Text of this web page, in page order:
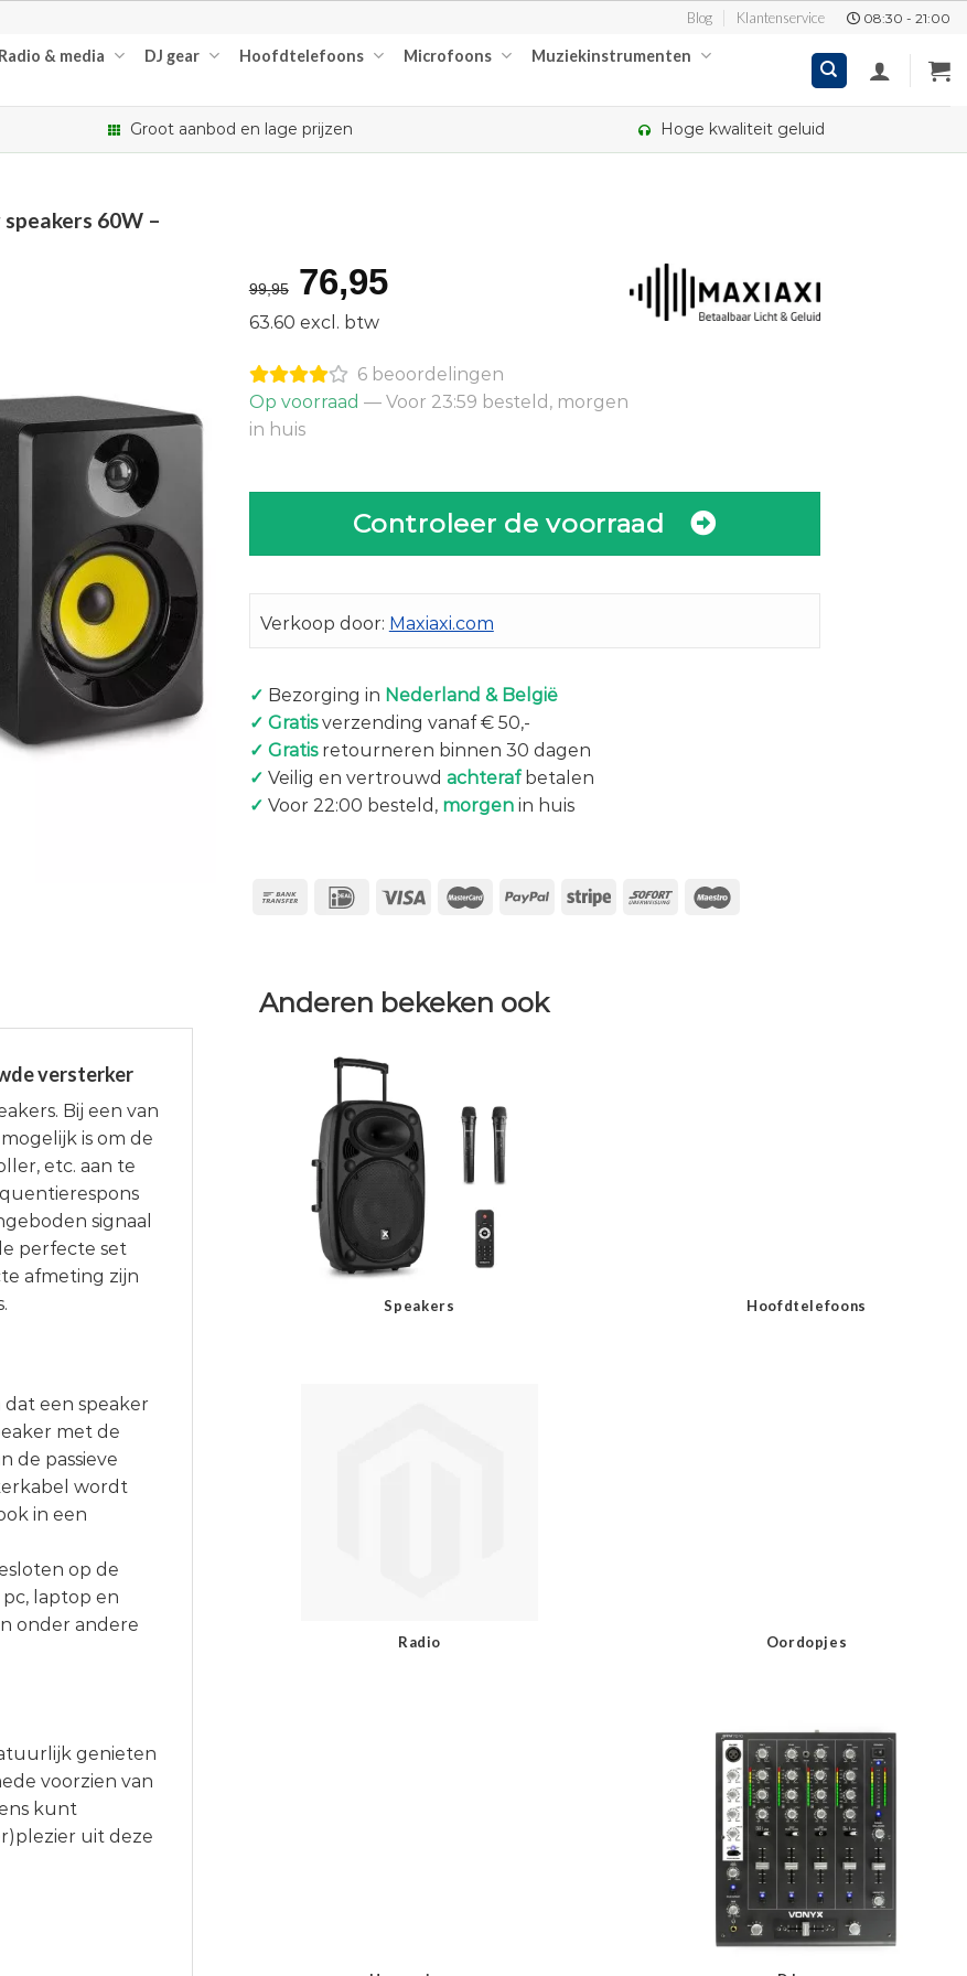
Blog Klantenservice 08:30 - 21:00
Radio & media DJ gear Hoofdtelefoons Microfoons Muziekinstrumenten
Groot aanbod en lage prijzen Hoge kwaliteit geluid
60W –
99,95
Oorspronkelijke
prijs
was:
€99,95.
76,95Huidige
€76,95.
63.60 excl. btw
6 beoordelingen
Op voorraad — Voor 23:59 besteld, morgen
in huis
Controleer de voorraad
Verkoop door: Maxiaxi.com
✓ Bezorging in Nederland & België
✓ Gratisverzending vanaf € 50,-
✓ Gratisretourneren binnen 30 dagen
✓ Veilig en vertrouwd achterafbetalen
✓ Voor 22:00 besteld, morgenin huis
versterker
Bij een van
is om de
etc. aan te
signaal
perfecte set
afmeting zijn
dat een speaker
met de
de passieve
wordt
in een
op de
pc, laptop en
onder andere
genieten
voorzien van
kunt
uit deze
Anderen bekeken ook
Speakers Hoofdtelefoons
Radio Oordopjes